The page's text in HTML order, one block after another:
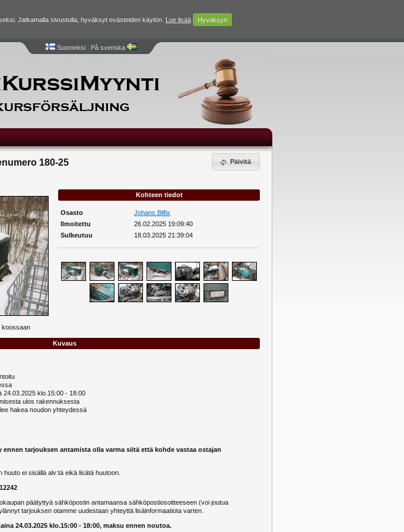
Jatkamalla sivustolla, hyväksyt evästeiden käytön. Lue lisää Hyväksyn
Suomeksi| På svenska
Päivitä
180-25
koossaan
Kohteen tiedot
Osasto
Johans Bilfix
Ilmoitettu
26.02.2025 19:09:40
Sulkeutuu
18.03.2025 21:39:04
Kuvaus
24.03.2025 klo.15:00 - 18:00
ulos rakennuksesta
hakea noudon yhteydessä
tarjouksen antamista olla varma siitä että kohde vastaa ostajan
ei sisällä alv:tä eikä lisätä huutoon.
päätyttyä sähköpostin antamaansa sähköpostiosoitteeseen (voi joutua
tarjouksen otamme uudestaan yhteyttä lisäinformaatiota varten.
24.03.2025 klo.15:00 - 18:00, maksu ennen noutoa.